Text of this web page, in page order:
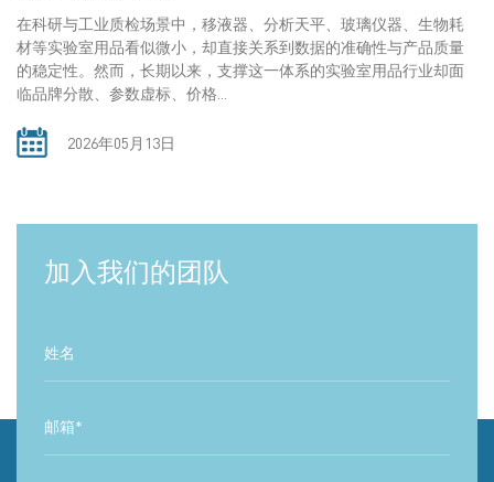
在科研与工业质检场景中，移液器、分析天平、玻璃仪器、生物耗
材等实验室用品看似微小，却直接关系到数据的准确性与产品质量
的稳定性。然而，长期以来，支撑这一体系的实验室用品行业却面
临品牌分散、参数虚标、价格...
2026年05月13日
加入我们的团队